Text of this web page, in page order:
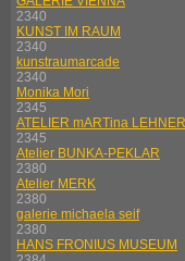
2340
KUNST IM RAUM
2340
kunstraumarcade
2340
Monika Mori
2345
ATELIER mARTina LEHNER
2345
Atelier BUNKA-PEKLAR
2380
Atelier MERK
2380
galerie michaela seif
2380
HANS FRONIUS MUSEUM